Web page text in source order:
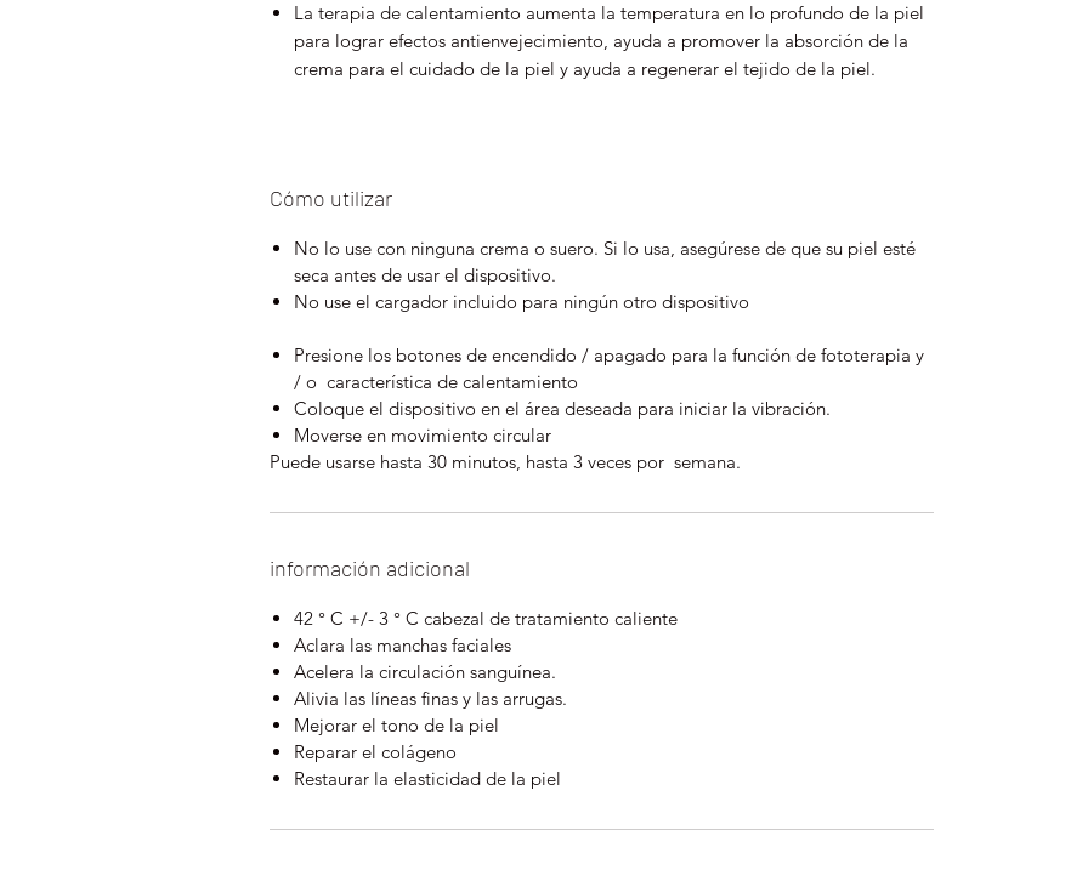
La terapia de calentamiento aumenta la temperatura en lo profundo de la piel
para lograr efectos antienvejecimiento, ayuda a promover la absorción de la
crema para el cuidado de la piel y ayuda a regenerar el tejido de la piel.
Cómo utilizar
No lo use con ninguna crema o suero. Si lo usa, asegúrese de que su piel esté
seca antes de usar el dispositivo.
No use el cargador incluido para ningún otro dispositivo
Presione los botones de encendido / apagado para la función de fototerapia y
/ o característica de calentamiento
Coloque el dispositivo en el área deseada para iniciar la vibración.
Moverse en movimiento circular
Puede usarse hasta 30 minutos, hasta 3 veces por semana.
información adicional
42 ° C +/- 3 ° C cabezal de tratamiento caliente
Aclara las manchas faciales
Acelera la circulación sanguínea.
Alivia las líneas finas y las arrugas.
Mejorar el tono de la piel
Reparar el colágeno
Restaurar la elasticidad de la piel